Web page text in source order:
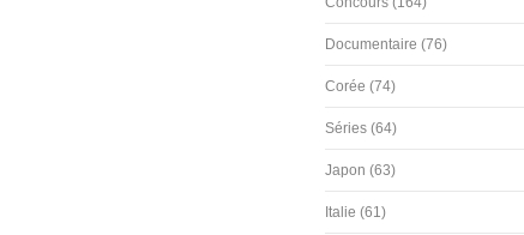
Documentaire (76)
Corée (74)
Séries (64)
Japon (63)
Italie (61)